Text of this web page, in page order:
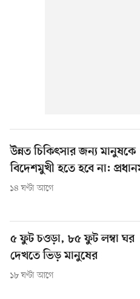
উন্নত চিকিৎসার জন্য মানুষকে
বিদেশমুখী হতে হবে না:
১৪ ঘণ্টা আগে
৫ ফুট চওড়া, ৮৫ ফুট লম্বা ঘর
দেখতে ভিড় মানুষের
১৮ ঘণ্টা আগে